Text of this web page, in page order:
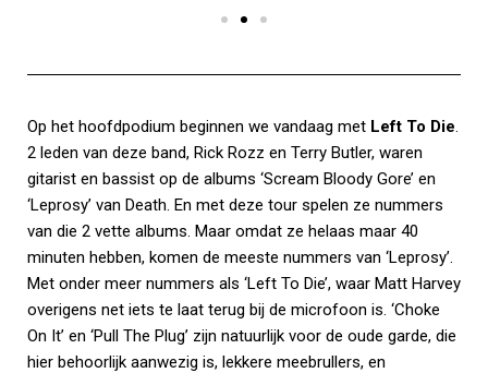
Op het hoofdpodium beginnen we vandaag met Left To Die.
2 leden van deze band, Rick Rozz en Terry Butler, waren
gitarist en bassist op de albums ‘Scream Bloody Gore’ en
‘Leprosy’ van Death. En met deze tour spelen ze nummers
van die 2 vette albums. Maar omdat ze helaas maar 40
minuten hebben, komen de meeste nummers van ‘Leprosy’.
Met onder meer nummers als ‘Left To Die’, waar Matt Harvey
overigens net iets te laat terug bij de microfoon is. ‘Choke
On It’ en ‘Pull The Plug’ zijn natuurlijk voor de oude garde, die
hier behoorlijk aanwezig is, lekkere meebrullers, en